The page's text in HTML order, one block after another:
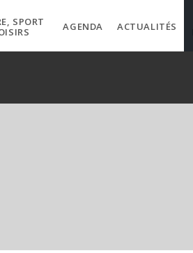
SPORT
AGENDA ACTUALITÉS